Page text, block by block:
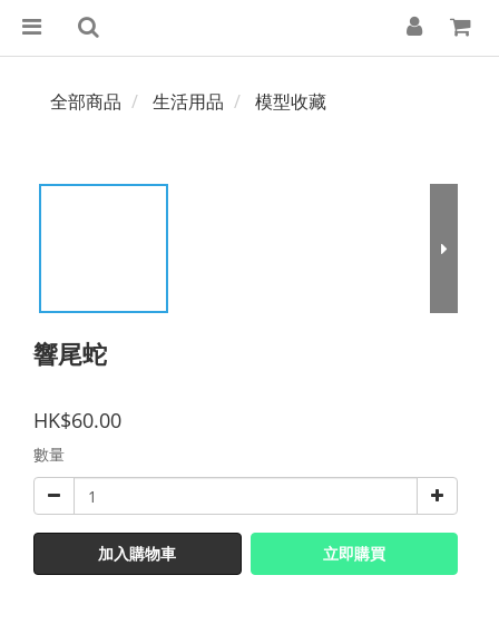
全部商品 生活用品 模型收藏
響尾蛇
HK$60.00
數量
加入購物車 立即購買